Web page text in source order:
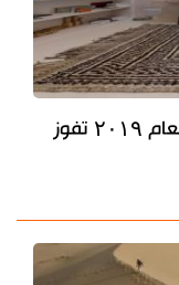
جائزة مؤسسة Architizer الدولية لعام ۲۰۱۹ تفوز